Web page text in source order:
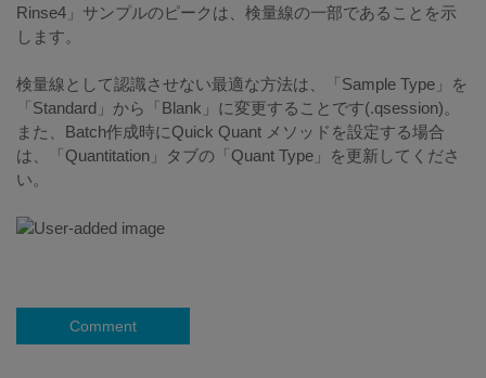
Rinse4」サンプルのピークは、検量線の一部であることを示
します。
検量線として認識させない最適な方法は、「Sample Type」を
「Standard」から「Blank」に変更することです(.qsession)。
また、Batch作成時にQuick Quant メソッドを設定する場合
は、「Quantitation」タブの「Quant Type」を更新してくださ
い。
Comment